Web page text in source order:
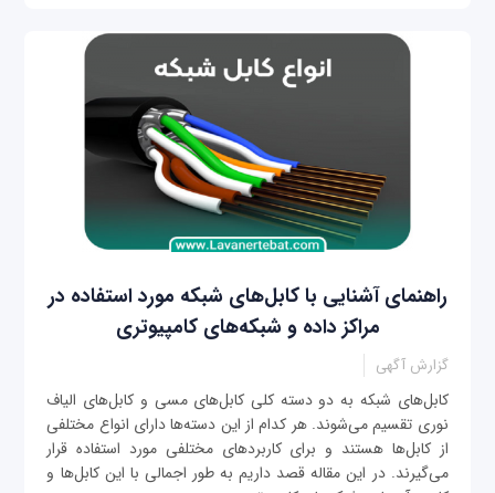
راهنمای آشنایی با کابل‌های شبکه مورد استفاده در
مراکز داده و شبکه‌های کامپیوتری
گزارش آگهی
کابل‌های شبکه به دو دسته کلی کابل‌های مسی و کابل‌های الیاف
نوری تقسیم می‌شوند. هر کدام از این دسته‌ها دارای انواع مختلفی
از کابل‌ها هستند و برای کاربردهای مختلفی مورد استفاده قرار
می‌گیرند. در این مقاله قصد داریم به طور اجمالی با این کابل‌ها و